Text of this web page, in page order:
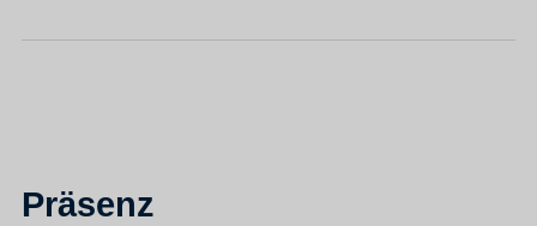
Präsenz